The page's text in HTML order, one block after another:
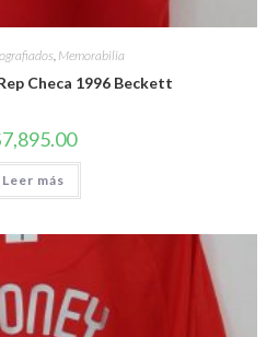
Memorabilia
Checa 1996 Beckett
7,895.00
Leer más